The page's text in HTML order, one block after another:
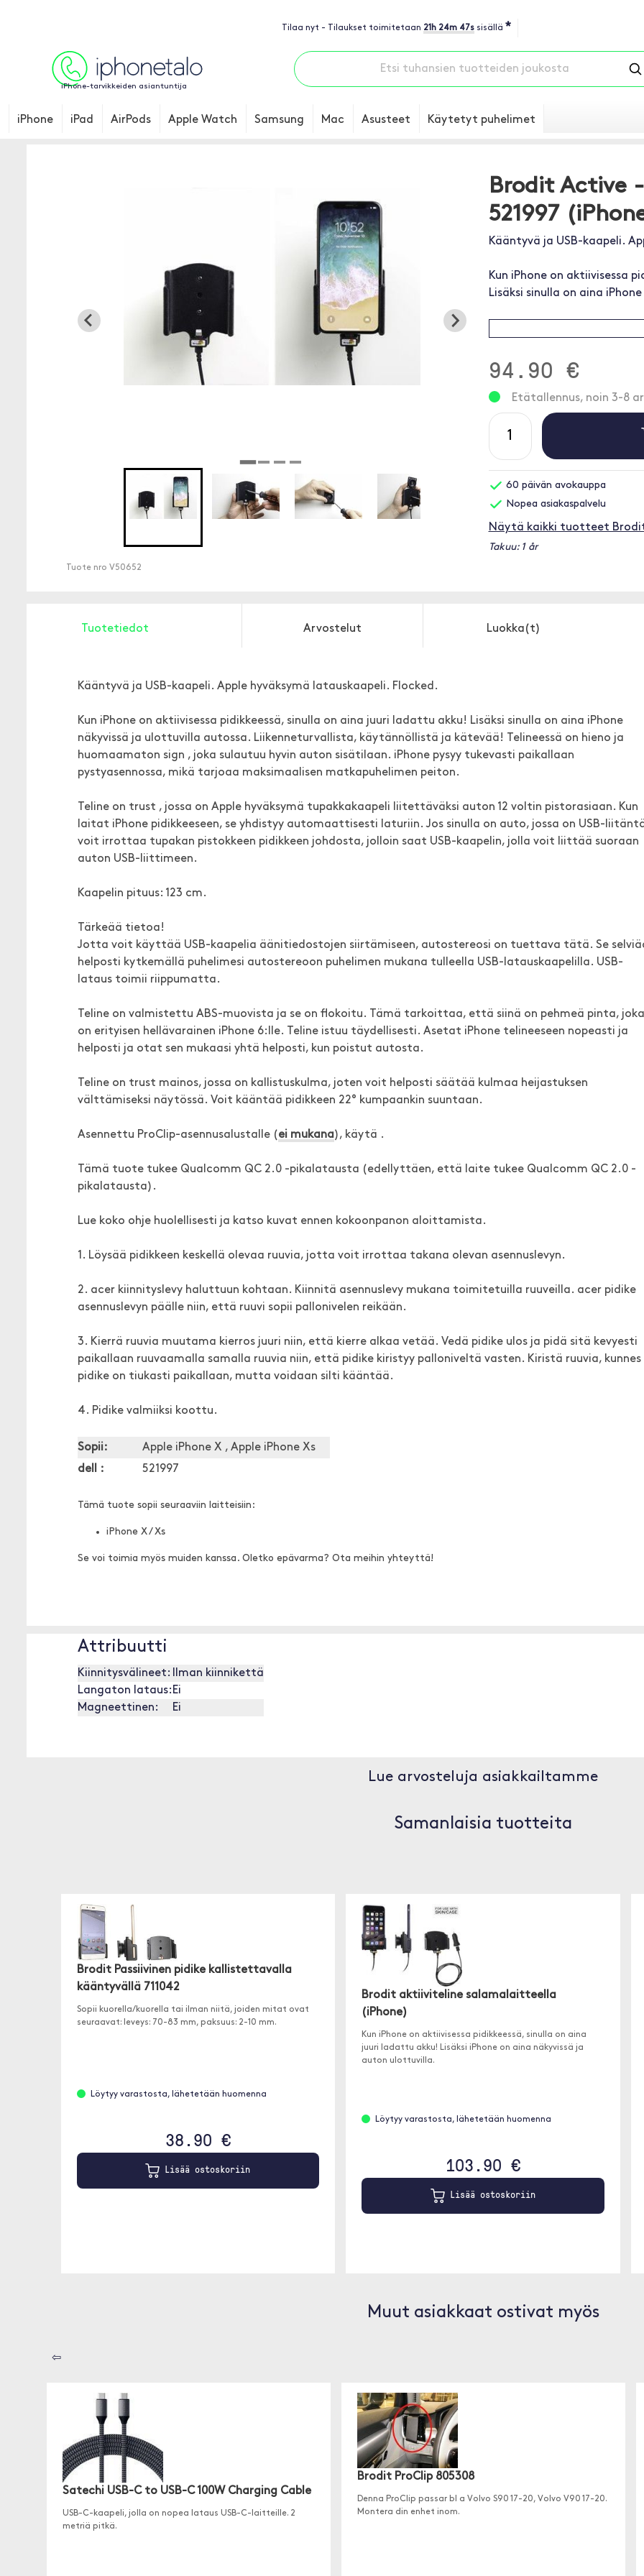
Tilaa nyt - Tilaukset toimitetaan 21h 24m 46s sisällä *
iPhone-tarvikkeiden asiantuntija
iPhone iPad AirPods Apple Watch Samsung Mac Asusteet Käytetyt puhelimet
Tuote nro V50652
Brodit Active
521997
Kääntyvä ja USB-kaapeli.
Kun iPhone on aktiivisessa
Lisäksi sinulla on aina iPhone
94.90 €
Etätallennus, noin 3-8
60 päivän avokauppa
Nopea asiakaspalvelu
Näytä kaikki tuotteet
Takuu: 1 år
Tuotetiedot Arvostelut Luokka(t)
Kääntyvä ja USB-kaapeli. Apple hyväksymä latauskaapeli. Flocked.
Kun iPhone on aktiivisessa pidikkeessä, sinulla on aina juuri ladattu akku! Lisäksi sinulla on aina iPhone
näkyvissä ja ulottuvilla autossa. Liikenneturvallista, käytännöllistä ja kätevää! Telineessä on hieno ja
huomaamaton sign , joka sulautuu hyvin auton sisätilaan. iPhone pysyy tukevasti paikallaan
pystyasennossa, mikä tarjoaa maksimaalisen matkapuhelimen peiton.
Teline on trust , jossa on Apple hyväksymä tupakkakaapeli liitettäväksi auton 12 voltin pistorasiaan. Kun
laitat iPhone pidikkeeseen, se yhdistyy automaattisesti laturiin. Jos sinulla on auto, jossa on USB-
voit irrottaa tupakan pistokkeen pidikkeen johdosta, jolloin saat USB-kaapelin, jolla voit liittää suoraan
auton USB-liittimeen.
Kaapelin pituus: 123 cm.
Tärkeää tietoa!
Jotta voit käyttää USB-kaapelia äänitiedostojen siirtämiseen, autostereosi on tuettava tätä. Se
helposti kytkemällä puhelimesi autostereoon puhelimen mukana tulleella USB-latauskaapelilla. USB-
lataus toimii riippumatta.
Teline on valmistettu ABS-muovista ja se on flokoitu. Tämä tarkoittaa, että siinä on pehmeä pinta, joka
on erityisen hellävarainen iPhone 6:lle. Teline istuu täydellisesti. Asetat iPhone telineeseen nopeasti ja
helposti ja otat sen mukaasi yhtä helposti, kun poistut autosta.
Teline on trust mainos, jossa on kallistuskulma, joten voit helposti säätää kulmaa heijastuksen
välttämiseksi näytössä. Voit kääntää pidikkeen 22° kumpaankin suuntaan.
Asennettu ProClip-asennusalustalle (ei mukana), käytä .
Tämä tuote tukee Qualcomm QC 2.0 -pikalatausta (edellyttäen, että laite tukee Qualcomm QC 2.0 -
pikalatausta).
Lue koko ohje huolellisesti ja katso kuvat ennen kokoonpanon aloittamista.
1. Löysää pidikkeen keskellä olevaa ruuvia, jotta voit irrottaa takana olevan asennuslevyn.
2. acer kiinnityslevy haluttuun kohtaan. Kiinnitä asennuslevy mukana toimitetuilla ruuveilla. acer pidike
asennuslevyn päälle niin, että ruuvi sopii pallonivelen reikään.
3. Kierrä ruuvia muutama kierros juuri niin, että kierre alkaa vetää. Vedä pidike ulos ja pidä sitä kevyesti
paikallaan ruuvaamalla samalla ruuvia niin, että pidike kiristyy palloniveltä vasten. Kiristä ruuvia, kunnes
pidike on tiukasti paikallaan, mutta voidaan silti kääntää.
4. Pidike valmiiksi koottu.
Sopii:
Apple iPhone X , Apple iPhone Xs
dell :
521997
Tämä tuote sopii seuraaviin laitteisiin:
iPhone X / Xs
Se voi toimia myös muiden kanssa. Oletko epävarma? Ota meihin yhteyttä!
Attribuutti
Kiinnitysvälineet:
Ilman kiinnikettä
Langaton lataus: Ei
Magneettinen:
Ei
Lue arvosteluja asiakkailtamme
Samanlaisia tuotteita
Brodit Passiivinen pidike kallistettavalla
kääntyvällä 711042
Sopii kuorella/kuorella tai ilman niitä, joiden mitat ovat
seuraavat: leveys: 70-83 mm, paksuus: 2-10 mm.
Löytyy varastosta, lähetetään huomenna
38.90 €
Lisää ostoskoriin
Brodit aktiiviteline salamalaitteella
(iPhone)
Kun iPhone on aktiivisessa pidikkeessä, sinulla on aina
juuri ladattu akku! Lisäksi iPhone on aina näkyvissä ja
auton ulottuvilla.
Löytyy varastosta, lähetetään huomenna
103.90 €
Lisää ostoskoriin
Muut asiakkaat ostivat myös
⇦
Satechi USB-C to USB-C 100W Charging Cable
USB-C-kaapeli, jolla on nopea lataus USB-C-laitteille. 2
metriä pitkä.
Brodit ProClip 805308
Denna ProClip passar bl a Volvo S90 17-20, Volvo V90 17-20.
Montera din enhet inom.